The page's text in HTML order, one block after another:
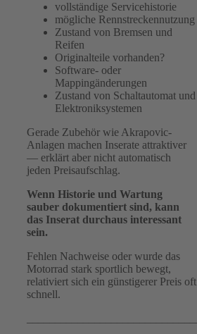
vollständige Servicehistorie
mögliche Rennstreckennutzung
Zustand von Bremsen und
Reifen
Originalteile vorhanden?
Software- oder
Mappingänderungen
Zustand von Schaltautomat und
Elektroniksystemen
Gerade Zubehör wie Akrapovic-
Anlagen machen Inserate attraktiver
— erklärt aber nicht automatisch
jeden Preisaufschlag.
Wenn Historie und Wartung
sauber dokumentiert sind, kann
das Inserat durchaus interessant
sein.
Fehlen Nachweise oder wurde das
Motorrad stark sportlich bewegt,
relativiert sich ein günstigerer Preis oft
schnell.